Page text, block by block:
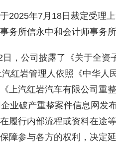
2025年7月18日裁定受理
务所信永中和会计师事务
日，公司披露了《关于全资
红岩管理人依照《中华人
上汽红岩汽车有限公司重
业破产重整案件信息网发
履行内部流程或资料在途
障参与各方的权利，决定